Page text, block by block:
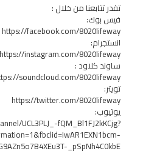
تقدر تتابعنا من خلال :
فيس بوك:
https://facebook.com/8020lifeway
انستجرام:
https://instagram.com/8020lifeway
ساوند كلاود :
soundcloud.com/8020lifeway
تويتر:
https://twitter.com/8020lifeway
يوتيوب:
UCL3PLJ_-fQM_Bl1FJ2kKCjg?
_pSpNh4C0kbE